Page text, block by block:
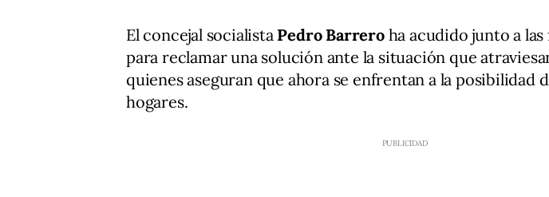
El concejal socialista Pedro Barreroha acudido junto a las
para reclamar una solución ante la situación que
quienes aseguran que ahora se enfrentan a la posibilidad
hogares.